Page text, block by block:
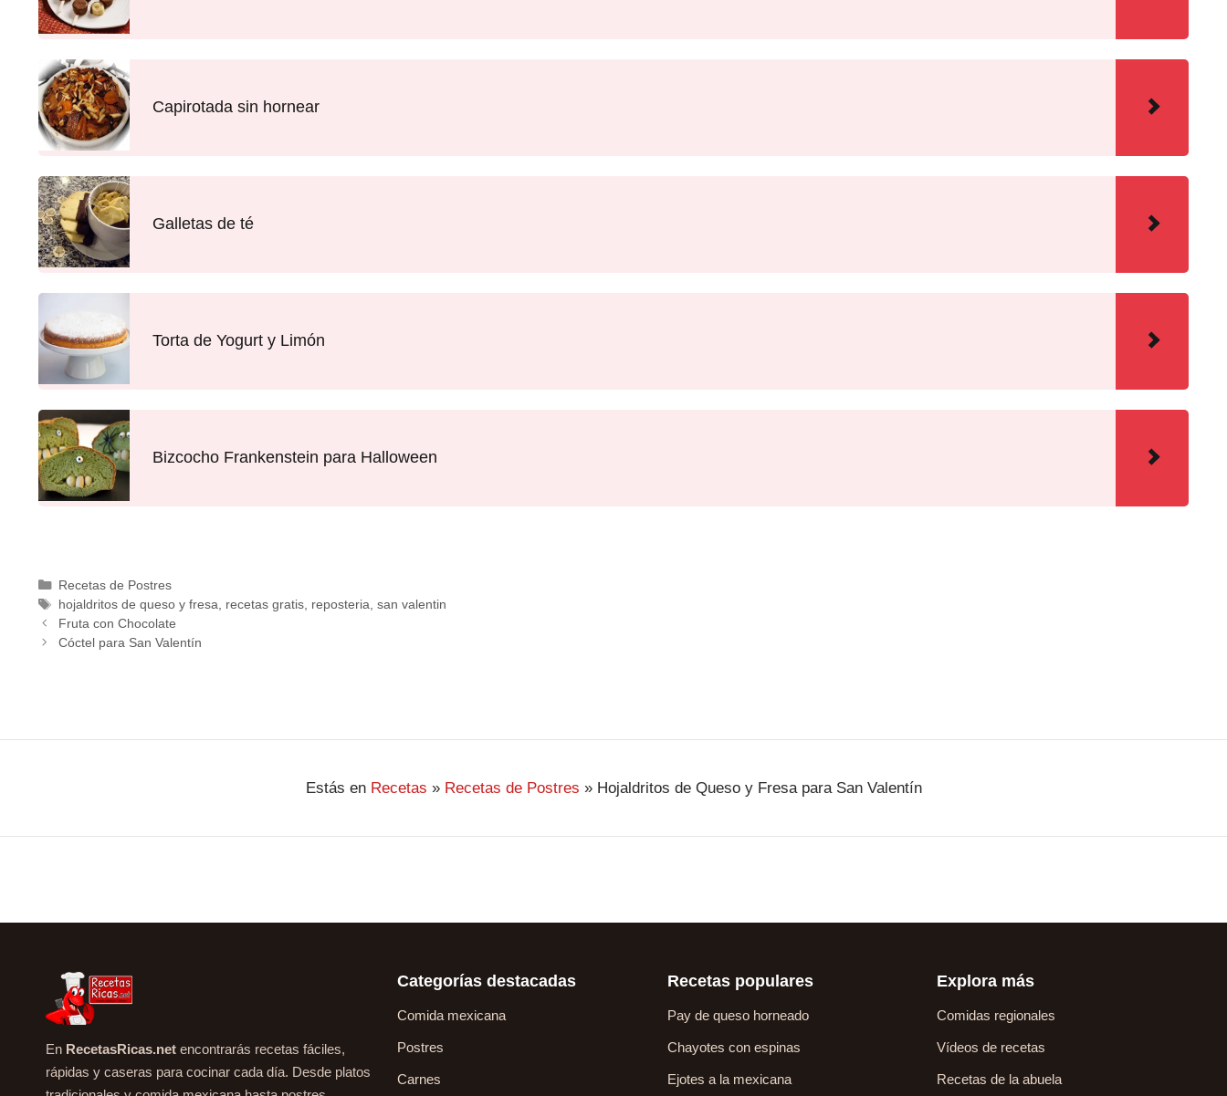
Capirotada sin hornear
Galletas de té
Torta de Yogurt y Limón
Bizcocho Frankenstein para Halloween
Recetas de Postres
hojaldritos de queso y fresa, recetas gratis, reposteria, san valentin
Fruta con Chocolate
Cóctel para San Valentín
Estás en Recetas » Recetas de Postres » Hojaldritos de Queso y Fresa para San Valentín
En RecetasRicas.net encontrarás recetas fáciles,
rápidas y caseras para cocinar cada día. Desde platos
Categorías destacadas
Comida mexicana
Postres
Carnes
Recetas populares
Pay de queso horneado
Chayotes con espinas
Ejotes a la mexicana
Explora más
Comidas regionales
Vídeos de recetas
Recetas de la abuela